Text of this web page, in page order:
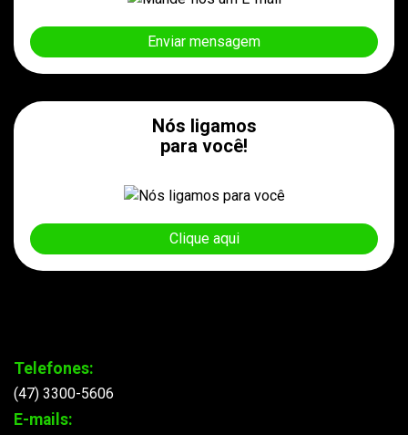
Enviar mensagem
Nós ligamos
para você!
Clique aqui
Telefones:
(47) 3300-5606
E-mails: